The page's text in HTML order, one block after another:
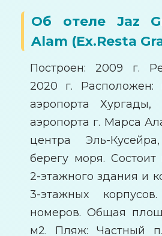
Об отеле Jaz
Alam (Ex.Resta
Построен: 2009 г.
2020 г.
аэропорта
аэропорта г. Марса
центра Эль-
берегу моря. Состоит
2-этажного здания и
3-этажных
номеров. Общая
м2. Пляж: Частный